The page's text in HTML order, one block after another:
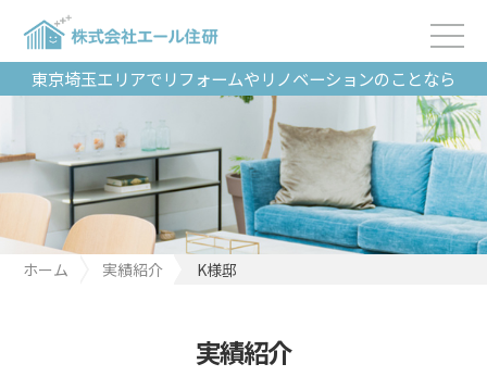
東京埼玉エリアでリフォームやリノベーションのことなら
ホーム 実績紹介 K様邸
実績紹介